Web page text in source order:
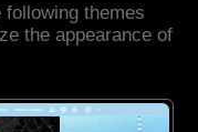
themes
the appearance of